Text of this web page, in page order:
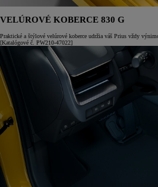
VELÚROVÉ KOBERCE 830 G
Praktické a štýlové velúrové koberce udržia váš Prius vždy
[Katalógové č. PW210-47022]